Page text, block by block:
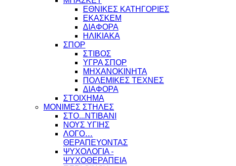
ΕΘΝΙΚΕΣ ΚΑΤΗΓΟΡΙΕΣ
ΕΚΑΣΚΕΜ
ΔΙΑΦΟΡΑ
ΗΛΙΚΙΑΚΑ
ΣΠΟΡ
ΣΤΙΒΟΣ
ΥΓΡΑ ΣΠΟΡ
ΜΗΧΑΝΟΚΙΝΗΤΑ
ΠΟΛΕΜΙΚΕΣ ΤΕΧΝΕΣ
ΔΙΑΦΟΡΑ
ΣΤΟΙΧΗΜΑ
ΜΟΝΙΜΕΣ ΣΤΗΛΕΣ
ΣΤΟ...ΝΤΙΒΑΝΙ
ΝΟΥΣ ΥΓΙΗΣ
ΛΟΓΟ…
ΘΕΡΑΠΕΥΟΝΤΑΣ
ΨΥΧΟΛΟΓΙΑ -
ΨΥΧΟΘΕΡΑΠΕΙΑ